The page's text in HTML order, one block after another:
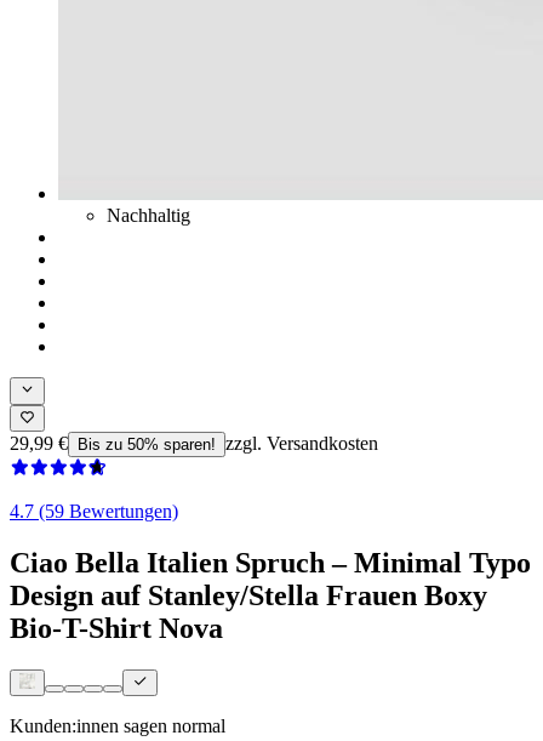
Nachhaltig
29,99 € Bis zu 50% sparen! zzgl. Versandkosten
4.7 (59 Bewertungen)
Ciao Bella Italien Spruch – Minimal Typo
Design auf Stanley/Stella Frauen Boxy
Bio-T-Shirt Nova
Kunden:innen sagen normal